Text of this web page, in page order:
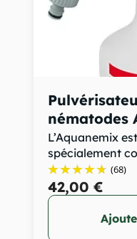
nématodes
L’Aquanemix
spécialement
(68)
42,00 €